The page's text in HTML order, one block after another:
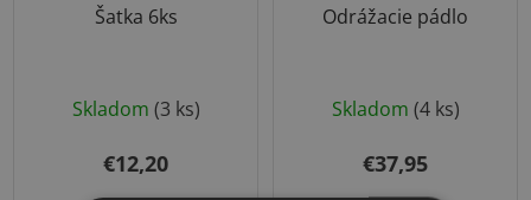
Šatka 6ks
hodnotenie
produktu
Skladom (3 ks)
€12,20
Odrážacie pádlo
Skladom (4 ks)
€37,95